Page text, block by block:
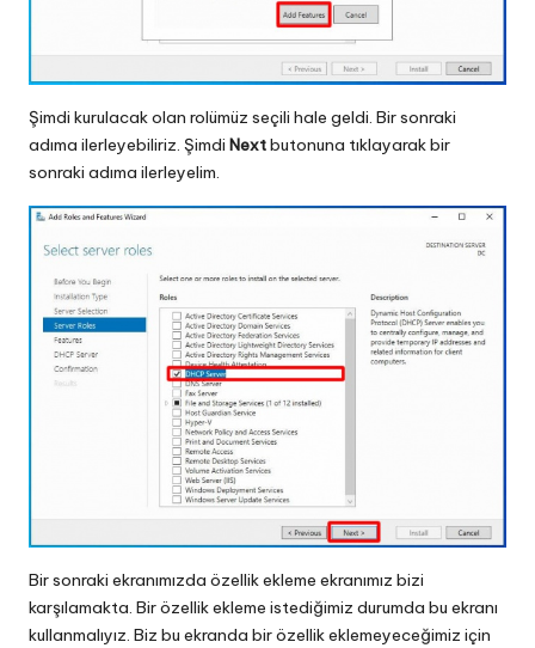
Şimdi kurulacak olan rolümüz seçili hale geldi. Bir sonraki
adıma ilerleyebiliriz. Şimdi Nextbutonuna tıklayarak bir
sonraki adıma ilerleyelim.
Bir sonraki ekranımızda özellik ekleme ekranımız bizi
karşılamakta. Bir özellik ekleme istediğimiz durumda bu ekranı
kullanmalıyız. Biz bu ekranda bir özellik eklemeyeceğimiz için